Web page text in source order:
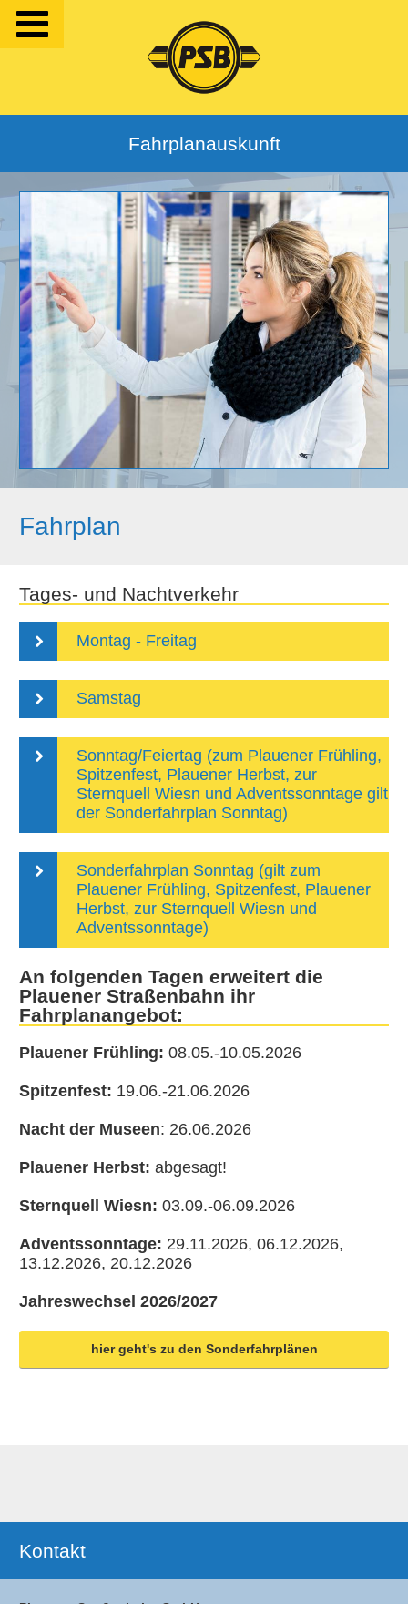
Fahrplanauskunft
Fahrplan
Tages- und Nachtverkehr
Montag - Freitag
Samstag
Sonntag/Feiertag (zum Plauener Frühling,
Spitzenfest, Plauener Herbst, zur
Sternquell Wiesn und Adventssonntage gilt
der Sonderfahrplan Sonntag)
Sonderfahrplan Sonntag (gilt zum
Plauener Frühling, Spitzenfest, Plauener
Herbst, zur Sternquell Wiesn und
Adventssonntage)
An folgenden Tagen erweitert die
Plauener Straßenbahn ihr
Fahrplanangebot:
Plauener Frühling: 08.05.-10.05.2026
Spitzenfest: 19.06.-21.06.2026
Nacht der Museen: 26.06.2026
Plauener Herbst: abgesagt!
Sternquell Wiesn: 03.09.-06.09.2026
Adventssonntage: 29.11.2026, 06.12.2026,
13.12.2026, 20.12.2026
Jahreswechsel 2026/2027
hier geht's zu den Sonderfahrplänen
Kontakt